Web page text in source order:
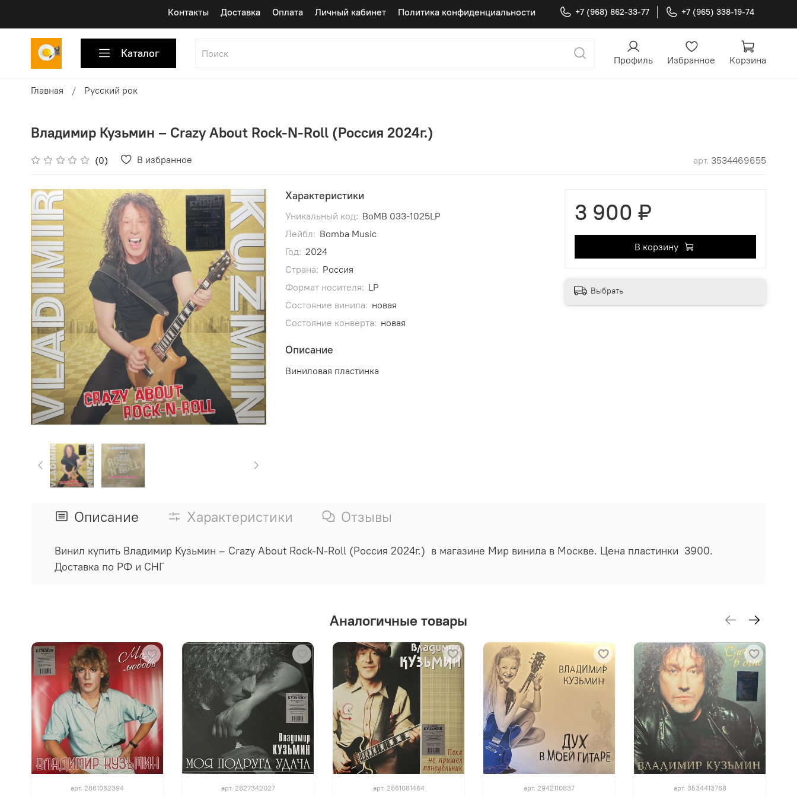
Контакты Доставка Оплата Личный кабинет Политика конфиденциальности +7 (968) 862-33-77 +7 (965) 338-19-74
Каталог Профиль Избранное Корзина
Главная Русский рок
Владимир Кузьмин ‎– Crazy About Rock-N-Roll (Россия 2024г.)
(0) В избранное арт. 3534469655
Характеристики
Уникальный код: BoMB 033-1025LP
Лейбл: Bomba Music
Год: 2024
Страна: Россия
Формат носителя: LP
Состояние винила: новая
Состояние конверта: новая
Описание
Виниловая пластинка
3 900 ₽
В корзину
Выбрать
Описание Характеристики Отзывы
Винил купить Владимир Кузьмин ‎– Crazy About Rock-N-Roll (Россия 2024г.) в магазине Мир винила в Москве. Цена пластинки 3900.
Доставка по РФ и СНГ
Аналогичные товары
арт. 2861082394 арт. 2827342027 арт. 2861081464 арт. 2942110837 арт. 3534413768